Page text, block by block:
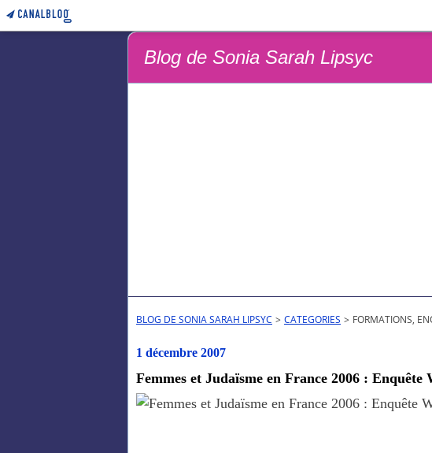
Blog de Sonia Sarah Lipsyc
BLOG DE SONIA SARAH LIPSYC > CATEGORIES > FORMATIONS,
1 décembre 2007
Femmes et Judaïsme en France 2006 :